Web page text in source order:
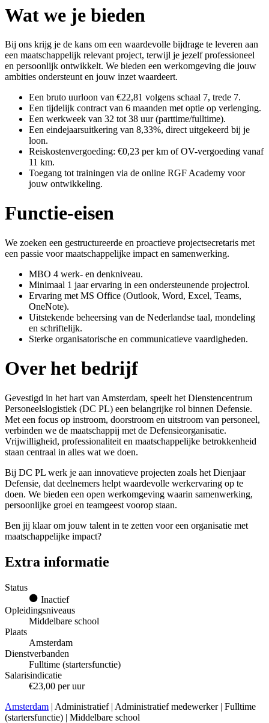
Wat we je bieden
Bij ons krijg je de kans om een waardevolle bijdrage te leveren aan
een maatschappelijk relevant project, terwijl je jezelf professioneel
en persoonlijk ontwikkelt. We bieden een werkomgeving die jouw
ambities ondersteunt en jouw inzet waardeert.
Een bruto uurloon van €22,81 volgens schaal 7, trede 7.
Een tijdelijk contract van 6 maanden met optie op verlenging.
Een werkweek van 32 tot 38 uur (parttime/fulltime).
Een eindejaarsuitkering van 8,33%, direct uitgekeerd bij je
loon.
Reiskostenvergoeding: €0,23 per km of OV-vergoeding vanaf
11 km.
Toegang tot trainingen via de online RGF Academy voor
jouw ontwikkeling.
Functie-eisen
We zoeken een gestructureerde en proactieve projectsecretaris met
een passie voor maatschappelijke impact en samenwerking.
MBO 4 werk- en denkniveau.
Minimaal 1 jaar ervaring in een ondersteunende projectrol.
Ervaring met MS Office (Outlook, Word, Excel, Teams,
OneNote).
Uitstekende beheersing van de Nederlandse taal, mondeling
en schriftelijk.
Sterke organisatorische en communicatieve vaardigheden.
Over het bedrijf
Gevestigd in het hart van Amsterdam, speelt het Dienstencentrum
Personeelslogistiek (DC PL) een belangrijke rol binnen Defensie.
Met een focus op instroom, doorstroom en uitstroom van personeel,
verbinden we de maatschappij met de Defensieorganisatie.
Vrijwilligheid, professionaliteit en maatschappelijke betrokkenheid
staan centraal in alles wat we doen.
Bij DC PL werk je aan innovatieve projecten zoals het Dienjaar
Defensie, dat deelnemers helpt waardevolle werkervaring op te
doen. We bieden een open werkomgeving waarin samenwerking,
persoonlijke groei en teamgeest voorop staan.
Ben jij klaar om jouw talent in te zetten voor een organisatie met
maatschappelijke impact?
Extra informatie
Status
Inactief
Opleidingsniveaus
Middelbare school
Plaats
Amsterdam
Dienstverbanden
Fulltime (startersfunctie)
Salarisindicatie
€23,00 per uur
Amsterdam | Administratief | Administratief medewerker | Fulltime
(startersfunctie) | Middelbare school